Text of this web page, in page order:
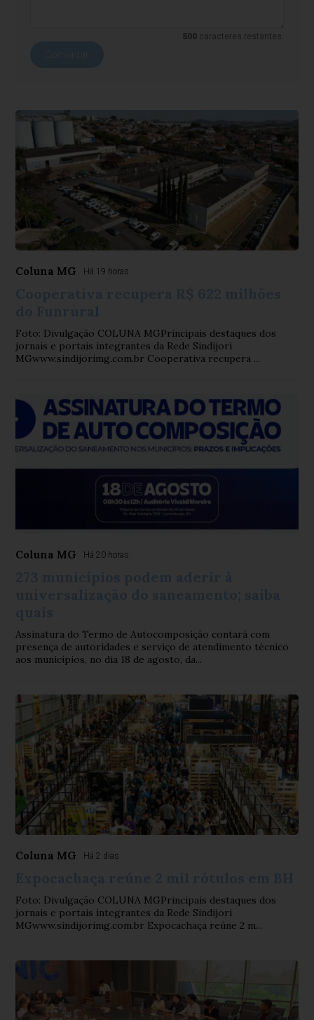
500 caracteres restantes.
Coluna MG Há 19 horas
Foto: Divulgação COLUNA MGPrincipais destaques dos
jornais e portais integrantes da Rede Sindijori
MGwww.sindijorimg.com.br Cooperativa recupera ...
Coluna MG Há 20 horas
Assinatura do Termo de Autocomposição contará com
presença de autoridades e serviço de atendimento técnico
aos municípios, no dia 18 de agosto, da...
Coluna MG Há 2 dias
Foto: Divulgação COLUNA MGPrincipais destaques dos
jornais e portais integrantes da Rede Sindijori
MGwww.sindijorimg.com.br Expocachaça reúne 2 m...